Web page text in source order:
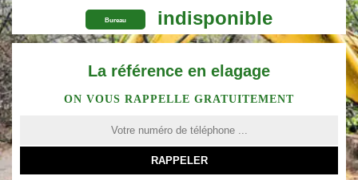
Bureau indisponible
La référence en elagage
ON VOUS RAPPELLE GRATUITEMENT